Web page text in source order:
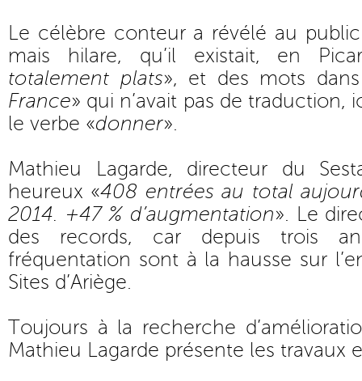
Le célèbre conteur a révélé au
mais hilare, qu’il existait, en
totalement plats», et des mots
France» qui n’avait pas de traduction,
le verbe «donner».
Mathieu Lagarde, directeur du
heureux «408 entrées au total
2014. +47 % d’augmentation». Le
des records, car depuis trois
fréquentation sont à la hausse sur
Sites d’Ariège.
Toujours à la recherche
Mathieu Lagarde présente les travaux